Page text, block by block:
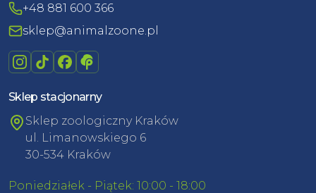
+48 881 600 366
sklep@animalzoone.pl
Sklep stacjonarny
Sklep zoologiczny Kraków
ul. Limanowskiego 6
30-534 Kraków
Poniedziałek - Piątek: 10:00 - 18:00